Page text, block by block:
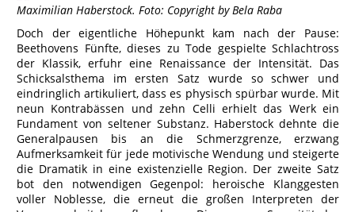
Maximilian Haberstock. Foto: Copyright by Bela Raba
Doch der eigentliche Höhepunkt kam nach der Pause:
Beethovens Fünfte, dieses zu Tode gespielte Schlachtross
der Klassik, erfuhr eine Renaissance der Intensität. Das
Schicksalsthema im ersten Satz wurde so schwer und
eindringlich artikuliert, dass es physisch spürbar wurde. Mit
neun Kontrabässen und zehn Celli erhielt das Werk ein
Fundament von seltener Substanz. Haberstock dehnte die
Generalpausen bis an die Schmerzgrenze, erzwang
Aufmerksamkeit für jede motivische Wendung und steigerte
die Dramatik in eine existenzielle Region. Der zweite Satz
bot den notwendigen Gegenpol: heroische Klanggesten
voller Noblesse, die erneut die großen Interpreten der